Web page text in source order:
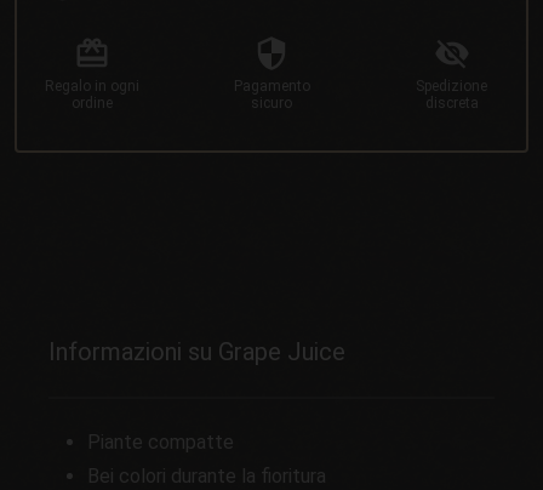
Regalo in ogni
ordine
Pagamento
sicuro
Spedizione
discreta
Informazioni su Grape Juice
Piante compatte
Bei colori durante la fioritura